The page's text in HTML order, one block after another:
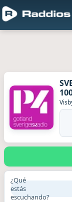
¿Qué
estás
escuchando?